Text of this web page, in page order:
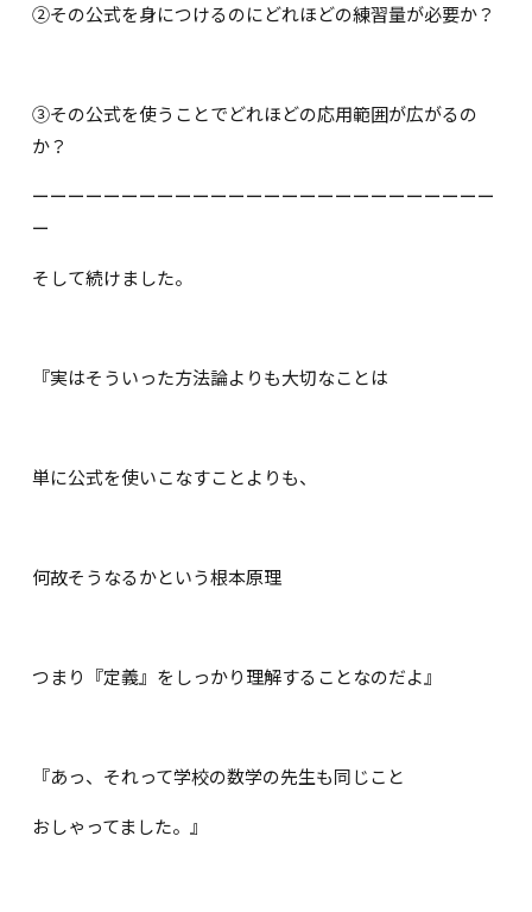
②その公式を身につけるのにどれほどの練習量が必要か？
③その公式を使うことでどれほどの応用範囲が広がるの
か？
ーーーーーーーーーーーーーーーーーーーーーーーーーー
ー
そして続けました。
『実はそういった方法論よりも大切なことは
単に公式を使いこなすことよりも、
何故そうなるかという根本原理
つまり『定義』をしっかり理解することなのだよ』
『あっ、それって学校の数学の先生も同じこと
おしゃってました。』